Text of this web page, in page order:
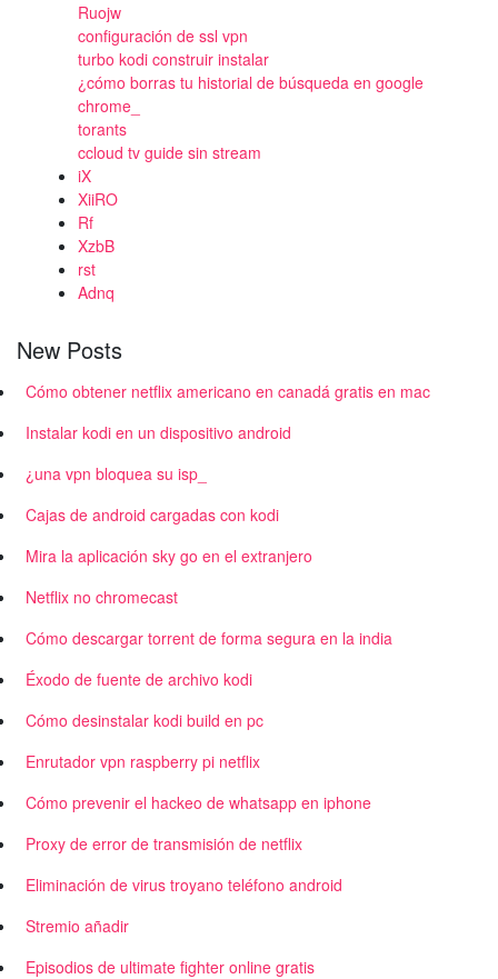
Ruojw
configuración de ssl vpn
turbo kodi construir instalar
¿cómo borras tu historial de búsqueda en google
chrome_
torants
ccloud tv guide sin stream
iX
XiiRO
Rf
XzbB
rst
Adnq
New Posts
Cómo obtener netflix americano en canadá gratis en mac
Instalar kodi en un dispositivo android
¿una vpn bloquea su isp_
Cajas de android cargadas con kodi
Mira la aplicación sky go en el extranjero
Netflix no chromecast
Cómo descargar torrent de forma segura en la india
Éxodo de fuente de archivo kodi
Cómo desinstalar kodi build en pc
Enrutador vpn raspberry pi netflix
Cómo prevenir el hackeo de whatsapp en iphone
Proxy de error de transmisión de netflix
Eliminación de virus troyano teléfono android
Stremio añadir
Episodios de ultimate fighter online gratis